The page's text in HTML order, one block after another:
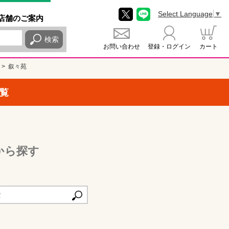
舗のご案内
検索
お問い合わせ 登録・ログイン カート
Select Language ▼
叙々苑
ら探す